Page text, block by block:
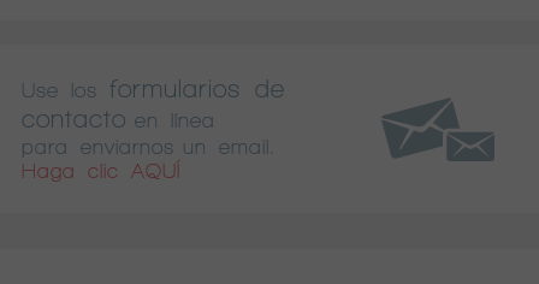
Use los
formularios de
contacto en línea
para enviarnos un email.
Haga clic AQUÍ